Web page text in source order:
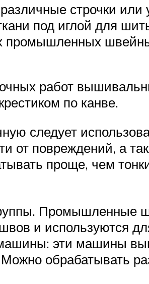
строчки
под иглой для
промышленных
работ
по канве.
следует
от повреждений, а
проще, чем
и используются
эти машины
обрабатывать